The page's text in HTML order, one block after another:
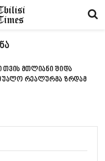
თვის მთლიანი შიდა
რეალურმა ზრდამ